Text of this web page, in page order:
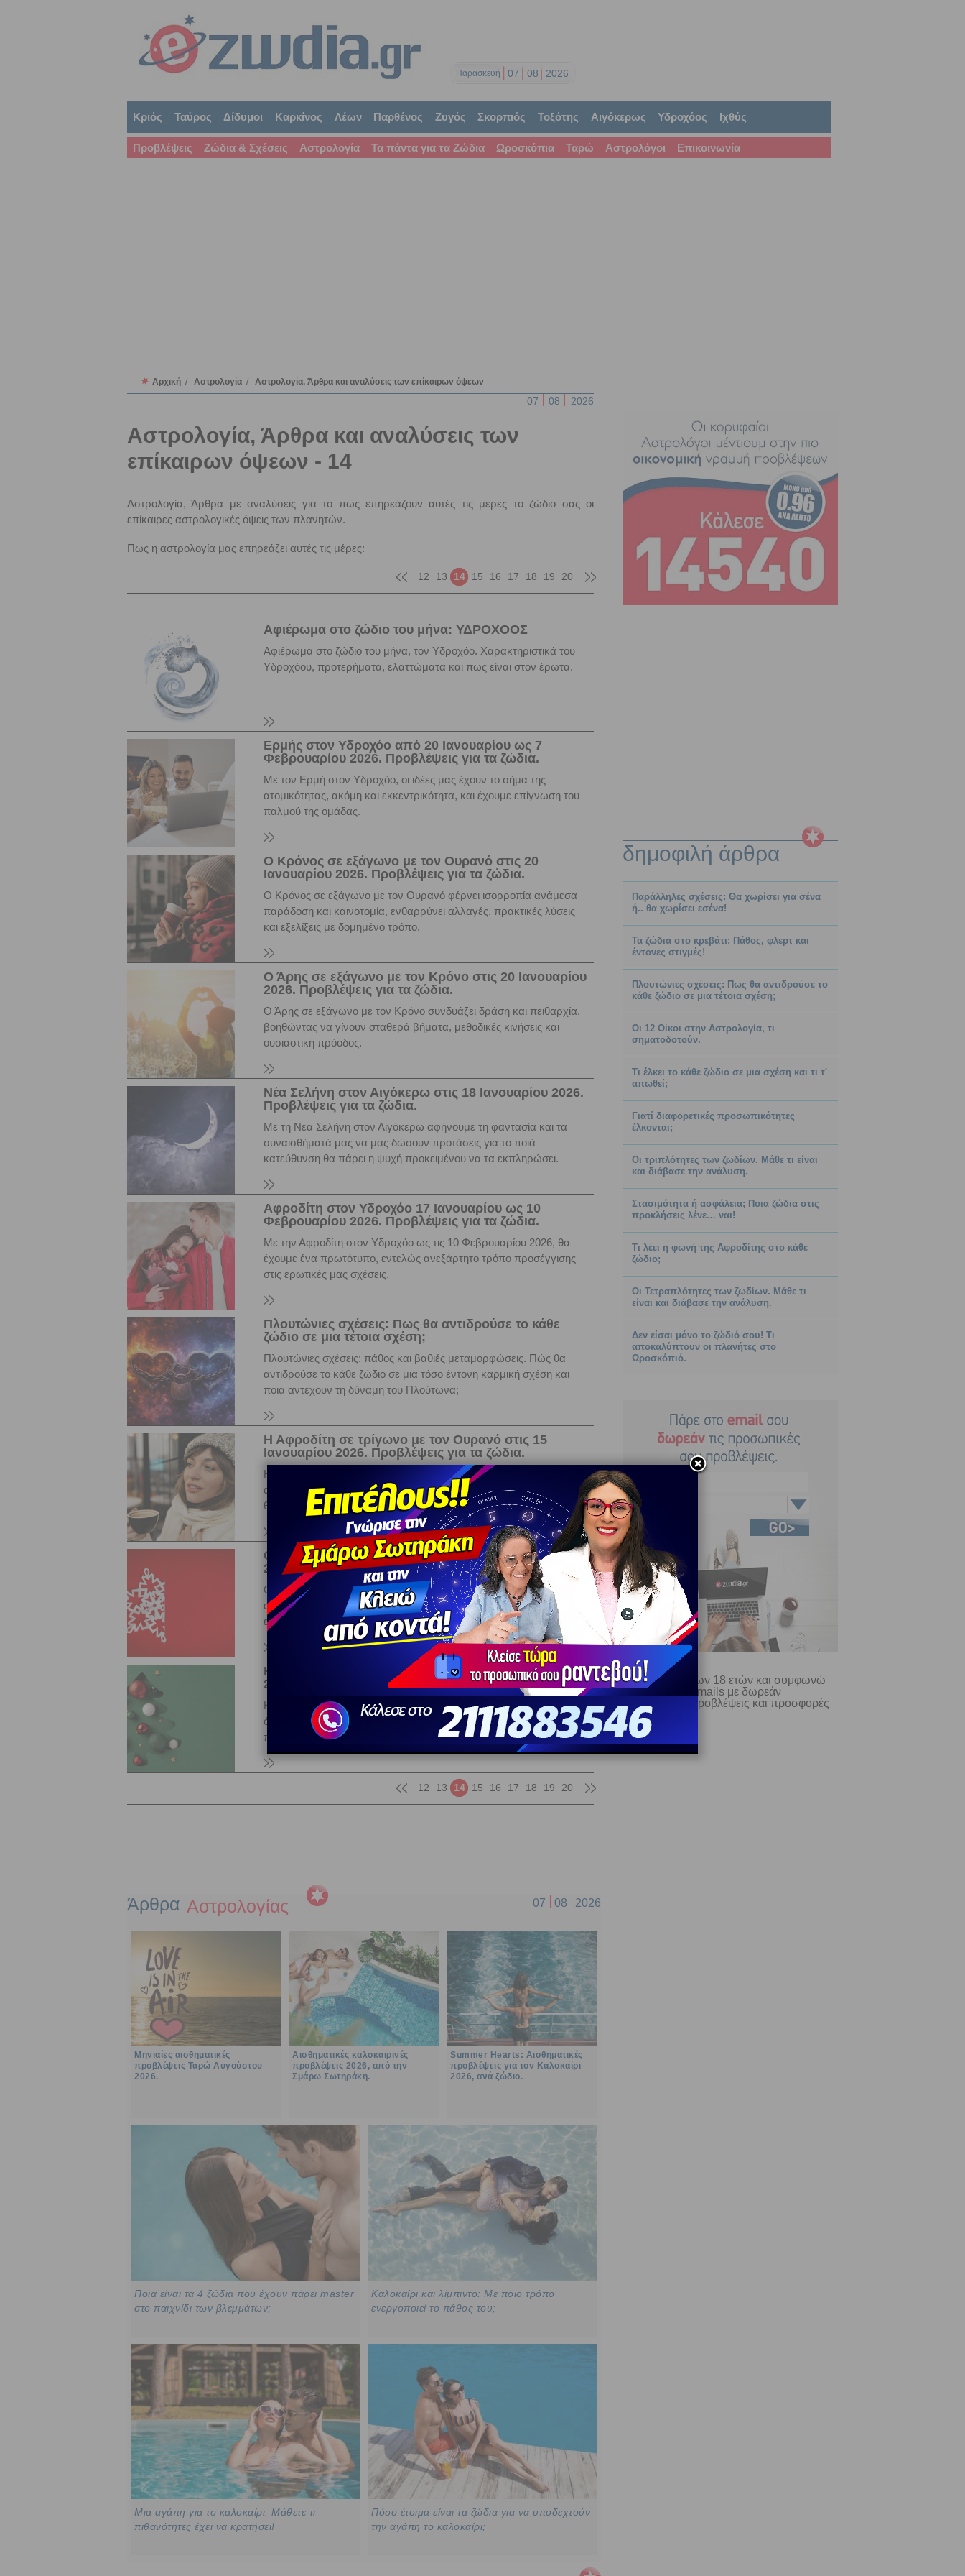
Παρασκευή 07 08 2026
Κριός Ταύρος Δίδυμοι Καρκίνος Λέων Παρθένος Ζυγός Σκορπιός Τοξότης Αιγόκερως Υδροχόος Ιχθύς
Προβλέψεις Ζώδια & Σχέσεις Αστρολογία Τα πάντα για τα Ζώδια Ωροσκόπια Ταρώ Αστρολόγοι Επικοινωνία
Αρχική / Αστρολογία / Αστρολογία, Άρθρα και αναλύσεις των επίκαιρων όψεων
07 08 2026
Αστρολογία, Άρθρα και αναλύσεις των
επίκαιρων όψεων - 14
Αστρολογία, Άρθρα με αναλύσεις για το πως επηρεάζουν αυτές τις μέρες το ζώδιο σας οι
επίκαιρες αστρολογικές όψεις των πλανητών.
Πως η αστρολογία μας επηρεάζει αυτές τις μέρες:
12 13 14 15 16 17 18 19 20
Αφιέρωμα στο ζώδιο του μήνα: ΥΔΡΟΧΟΟΣ
Αφιέρωμα στο ζώδιο του μήνα, τον Υδροχόο. Χαρακτηριστικά του
Υδροχόου, προτερήματα, ελαττώματα και πως είναι στον έρωτα.
Ερμής στον Υδροχόο από 20 Ιανουαρίου ως 7
Φεβρουαρίου 2026. Προβλέψεις για τα ζώδια.
Με τον Ερμή στον Υδροχόο, οι ιδέες μας έχουν το σήμα της
ατομικότητας, ακόμη και εκκεντρικότητα, και έχουμε επίγνωση του
παλμού της ομάδας.
Ο Κρόνος σε εξάγωνο με τον Ουρανό στις 20
Ιανουαρίου 2026. Προβλέψεις για τα ζώδια.
Ο Κρόνος σε εξάγωνο με τον Ουρανό φέρνει ισορροπία ανάμεσα
παράδοση και καινοτομία, ενθαρρύνει αλλαγές, πρακτικές λύσεις
και εξελίξεις με δομημένο τρόπο.
Ο Άρης σε εξάγωνο με τον Κρόνο στις 20 Ιανουαρίου
2026. Προβλέψεις για τα ζώδια.
Ο Άρης σε εξάγωνο με τον Κρόνο συνδυάζει δράση και πειθαρχία,
βοηθώντας να γίνουν σταθερά βήματα, μεθοδικές κινήσεις και
ουσιαστική πρόοδος.
Νέα Σελήνη στον Αιγόκερω στις 18 Ιανουαρίου 2026.
Προβλέψεις για τα ζώδια.
Με τη Νέα Σελήνη στον Αιγόκερω αφήνουμε τη φαντασία και τα
συναισθήματά μας να μας δώσουν προτάσεις για το ποιά
κατεύθυνση θα πάρει η ψυχή προκειμένου να τα εκπληρώσει.
Αφροδίτη στον Υδροχόο 17 Ιανουαρίου ως 10
Φεβρουαρίου 2026. Προβλέψεις για τα ζώδια.
Με την Αφροδίτη στον Υδροχόο ως τις 10 Φεβρουαρίου 2026, θα
έχουμε ένα πρωτότυπο, εντελώς ανεξάρτητο τρόπο προσέγγισης
στις ερωτικές μας σχέσεις.
Πλουτώνιες σχέσεις: Πως θα αντιδρούσε το κάθε
ζώδιο σε μια τέτοια σχέση;
Πλουτώνιες σχέσεις: πάθος και βαθιές μεταμορφώσεις. Πώς θα
αντιδρούσε το κάθε ζώδιο σε μια τόσο έντονη καρμική σχέση και
ποια αντέχουν τη δύναμη του Πλούτωνα;
Η Αφροδίτη σε τρίγωνο με τον Ουρανό στις 15
Ιανουαρίου 2026. Προβλέψεις για τα ζώδια.
Η Αφροδίτη σε τρίγωνο με τον Ουρανό, φέρνει ανοίγματα
αισθηματικής φύσης θα υπάρξουν επαφές και συναναστροφές που
θα δώσουν ώθηση στις σχέσεις.
Ο Ήλιος σε σύνοδο με τον Άρη στις 9 Ιανουαρίου
2026. Προβλέψεις για τα ζώδια.
Ο Ήλιος σε σύνοδο με Άρη θα βοηθήσει στην ενίσχυση της
αυτοπεποίθησης, ανοίγει ο δρόμος για διεκδικήσεις σε θέματα
επαγγελματικής και αισθηματικής φύσης.
Η Αφροδίτη σε σύνοδο με τον Άρη στις 8 Ιανουαρίου
2026. Προβλέψεις για τα ζώδια.
Η Αφροδίτη σε σύνοδο με τον Άρη στις 8 Ιανουαρίου 2026, είναι μία
όψη που θα βγάλει στην επιφάνεια τη συναισθηματική και
παθιασμένη πλευρά των χαρακτήρων.
12 13 14 15 16 17 18 19 20
Άρθρα Αστρολογίας 07 08 2026
Μηνιαίες αισθηματικές
προβλέψεις Ταρώ Αυγούστου
2026.
Αισθηματικές καλοκαιρινές
προβλέψεις 2026, από την
Σμάρω Σωτηράκη.
Summer Hearts: Αισθηματικές
προβλέψεις για τον Καλοκαίρι
2026, ανά ζώδιο.
Ποια είναι τα 4 ζώδια που έχουν πάρει master
στο παιχνίδι των βλεμμάτων;
Καλοκαίρι και λίμπιντο: Με ποιο τρόπο
ενεργοποιεί το πάθος του;
Μια αγάπη για το καλοκαίρι: Μάθετε τι
πιθανότητες έχει να κρατήσει!
Πόσο έτοιμα είναι τα ζώδια για να υποδεχτούν
την αγάπη το καλοκαίρι;
δημοφιλή άρθρα
Παράλληλες σχέσεις: Θα χωρίσει για σένα
ή.. θα χωρίσει εσένα!
Τα ζώδια στο κρεβάτι: Πάθος, φλερτ και
έντονες στιγμές!
Πλουτώνιες σχέσεις: Πως θα αντιδρούσε το
κάθε ζώδιο σε μια τέτοια σχέση;
Οι 12 Οίκοι στην Αστρολογία, τι
σηματοδοτούν.
Τι έλκει το κάθε ζώδιο σε μια σχέση και τι τ'
απωθεί;
Γιατί διαφορετικές προσωπικότητες
έλκονται;
Οι τριπλότητες των ζωδίων. Μάθε τι είναι
και διάβασε την ανάλυση.
Στασιμότητα ή ασφάλεια; Ποια ζώδια στις
προκλήσεις λένε… ναι!
Τι λέει η φωνή της Αφροδίτης στο κάθε
ζώδιο;
Οι Τετραπλότητες των ζωδίων. Μάθε τι
είναι και διάβασε την ανάλυση.
Δεν είσαι μόνο το ζώδιό σου! Τι
αποκαλύπτουν οι πλανήτες στο
Ωροσκόπιό.
Είμαι άνω των 18 ετών και συμφωνώ
να λαμβάνω e-mails με δωρεάν
προσωπικές προβλέψεις και προσφορές